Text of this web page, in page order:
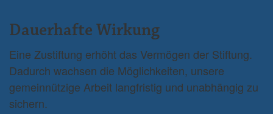
Dauerhafte Wirkung
Eine Zustiftung erhöht das Vermögen der Stiftung.
Dadurch wachsen die Möglichkeiten, unsere
gemeinnützige Arbeit langfristig und unabhängig zu
sichern.